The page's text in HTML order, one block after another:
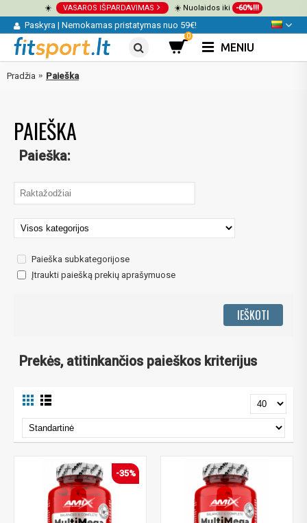
☀️ VASAROS IŠPARDAVIMAS ☀️ Nuolaidos iki -60%!!!
Paskyra | Nemokamas pristatymas nuo 59€!
0
MENIU
Pradžia Paieška
PAIEŠKA
Paieška:
Paieška subkategorijose
Įtraukti paiešką prekių aprašymuose
Prekės, atitinkančios paieškos kriterijus
-35%